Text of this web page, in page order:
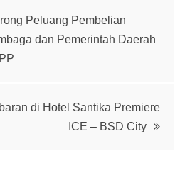
Peluang Pembelian
dan Pemerintah Daerah
di Hotel Santika Premiere
ICE – BSD City